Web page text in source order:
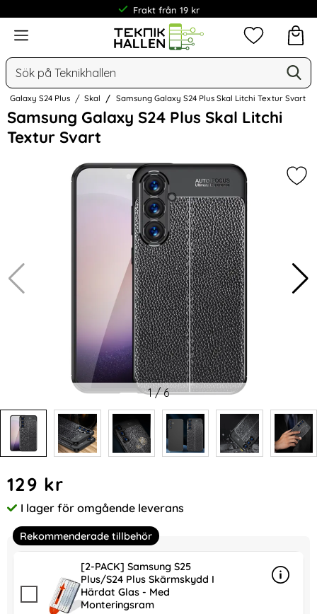
Frakt från 19 kr
Meny
Sök
Mina
Galaxy S24 Plus Skal Samsung Galaxy S24 Plus Skal Litchi Textur Svart
Samsung Galaxy S24 Plus Skal Litchi
Textur Svart
Hoppa
över
Bilder
1/6
pris
129 kr
Tillgänglighet:
I lager för omgående leverans
Rekommenderade tillbehör
[2-PACK] Samsung S25
Plus/S24 Plus Skärmskydd I
Härdat Glas - Med
Monteringsram
Info
mer